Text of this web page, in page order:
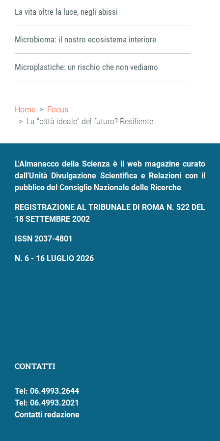
La vita oltre la luce, negli abissi
Microbioma: il nostro ecosistema interiore
Microplastiche: un rischio che non vediamo
Briciole
di
pane
Home
Focus
La "città ideale" del futuro? Resiliente
L'Almanacco della Scienza è il web magazine curato
dall'Unità Divulgazione Scientifica e Relazioni con il
pubblico del Consiglio Nazionale delle Ricerche
REGISTRAZIONE AL TRIBUNALE DI ROMA N. 522 DEL
18 SETTEMBRE 2002
ISSN 2037-4801
N. 6 - 16 LUGLIO 2026
CONTATTI
Tel: 06.4993.2644
Tel: 06.4993.2021
Contatti redazione